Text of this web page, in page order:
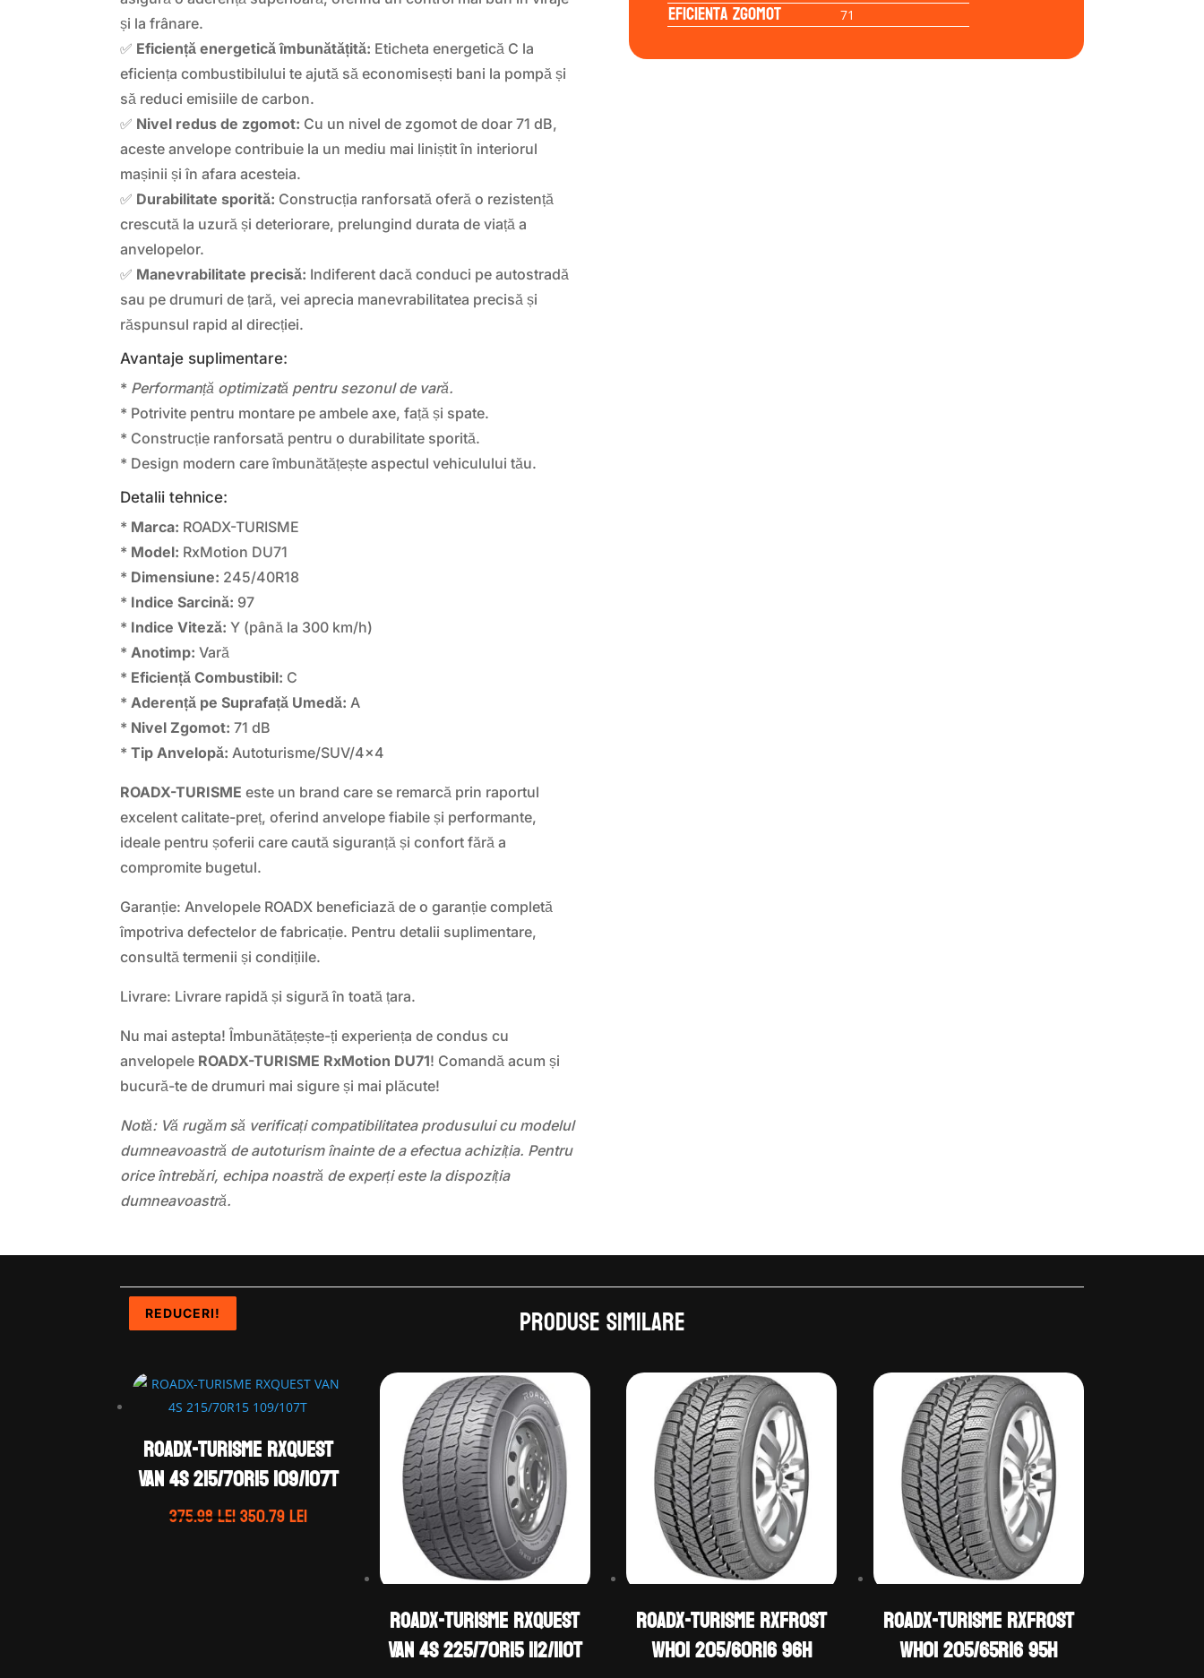
și la frânare.
✅ Eficiență energetică îmbunătățită: Eticheta energetică C la
eficiența combustibilului te ajută să economisești bani la pompă și
să reduci emisiile de carbon.
✅ Nivel redus de zgomot: Cu un nivel de zgomot de doar 71 dB,
aceste anvelope contribuie la un mediu mai liniștit în interiorul
mașinii și în afara acesteia.
✅ Durabilitate sporită: Construcția ranforsată oferă o rezistență
crescută la uzură și deteriorare, prelungind durata de viață a
anvelopelor.
✅ Manevrabilitate precisă: Indiferent dacă conduci pe autostradă
sau pe drumuri de țară, vei aprecia manevrabilitatea precisă și
răspunsul rapid al direcției.
Avantaje suplimentare:
* Performanță optimizată pentru sezonul de vară.
* Potrivite pentru montare pe ambele axe, față și spate.
* Construcție ranforsată pentru o durabilitate sporită.
* Design modern care îmbunătățește aspectul vehiculului tău.
Detalii tehnice:
* Marca: ROADX-TURISME
* Model: RxMotion DU71
* Dimensiune: 245/40R18
* Indice Sarcină: 97
* Indice Viteză: Y (până la 300 km/h)
* Anotimp: Vară
* Eficiență Combustibil: C
* Aderență pe Suprafață Umedă: A
* Nivel Zgomot: 71 dB
*Tip Anvelopă: Autoturisme/SUV/4×4
ROADX-TURISME este un brand care se remarcă prin raportul
excelent calitate-preț, oferind anvelope fiabile și performante,
ideale pentru șoferii care caută siguranță și confort fără a
compromite bugetul.
Garanție: Anvelopele ROADX beneficiază de o garanție completă
împotriva defectelor de fabricație. Pentru detalii suplimentare,
consultă termenii și condițiile.
Livrare: Livrare rapidă și sigură în toată țara.
Nu mai astepta! Îmbunătățește-ți experiența de condus cu
anvelopele ROADX-TURISME RxMotion DU71! Comandă acum și
bucură-te de drumuri mai sigure și mai plăcute!
Notă: Vă rugăm să verificați compatibilitatea produsului cu modelul
dumneavoastră de autoturism înainte de a efectua achiziția. Pentru
orice întrebări, echipa noastră de experți este la dispoziția
dumneavoastră.
Eficienta Zgomot 71
Produse similare
REDUCERI!
ROADX-TURISME RXQUEST
VAN 4S 215/70R15 109/107T
375.98leiPrețul
350.79leiPrețul
350.79 lei.
REDUCERI!
ROADX-TURISME RXQUEST
VAN 4S 225/70R15 112/110T
REDUCERI!
ROADX-TURISME RXFROST
WH01 205/60R16 96H
REDUCERI!
ROADX-TURISME RXFROST
WH01 205/65R16 95H